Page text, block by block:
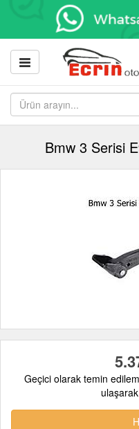
Bmw 3 Serisi
Geçici olarak temin